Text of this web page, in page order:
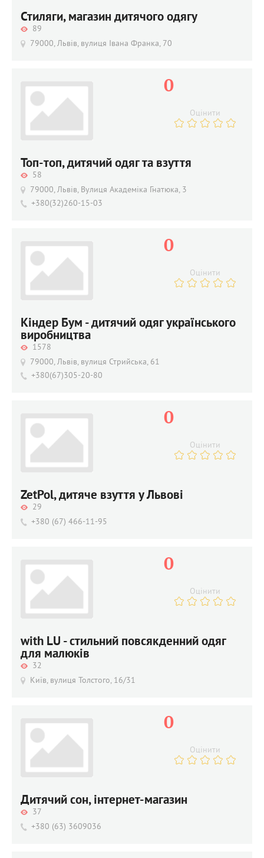
Стиляги, магазин дитячого одягу
89
79000, Львів, вулиця Івана Франка, 70
Топ-топ, дитячий одяг та взуття
58
79000, Львів, Вулиця Академіка Гнатюка, 3
+380(32)260-15-03
0
Оцінити
Кіндер Бум - дитячий одяг українського
виробництва
1578
79000, Львів, вулиця Стрийська, 61
+380(67)305-20-80
0
Оцінити
ZetPol, дитяче взуття у Львові
29
+380 (67) 466-11-95
0
Оцінити
with LU - стильний повсякденний одяг
для малюків
32
Київ, вулиця Толстого, 16/31
0
Оцінити
Дитячий сон, інтернет-магазин
37
+380 (63) 3609036
0
Оцінити